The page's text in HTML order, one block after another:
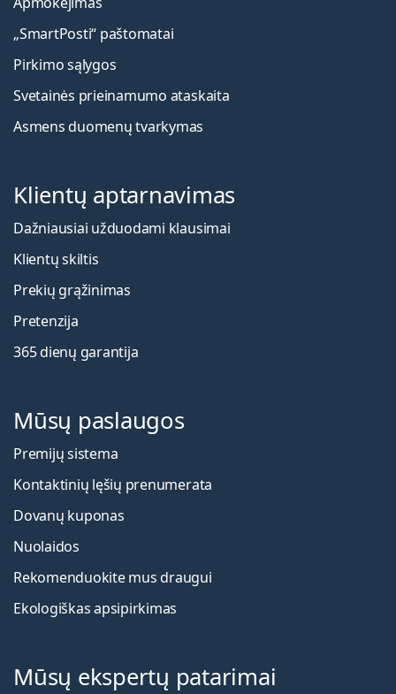
„SmartPosti“ paštomatai
Pirkimo sąlygos
Svetainės prieinamumo ataskaita
Asmens duomenų tvarkymas
Klientų aptarnavimas
Dažniausiai užduodami klausimai
Klientų skiltis
Prekių grąžinimas
Pretenzija
365 dienų garantija
Mūsų paslaugos
Premijų sistema
Kontaktinių lęšių prenumerata
Dovanų kuponas
Nuolaidos
Rekomenduokite mus draugui
Ekologiškas apsipirkimas
Mūsų ekspertų patarimai